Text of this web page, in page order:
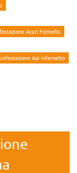
Acari Formello
Api Infernetto